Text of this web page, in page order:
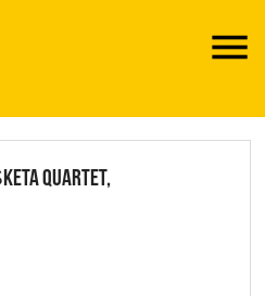
QUARTET,